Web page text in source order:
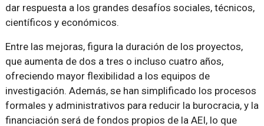
dar respuesta a los grandes desafíos sociales, técnicos,
científicos y económicos.
Entre las mejoras, figura la duración de los proyectos,
que aumenta de dos a tres o incluso cuatro años,
ofreciendo mayor flexibilidad a los equipos de
investigación. Además, se han simplificado los procesos
formales y administrativos para reducir la burocracia, y la
financiación será de fondos propios de la AEI, lo que